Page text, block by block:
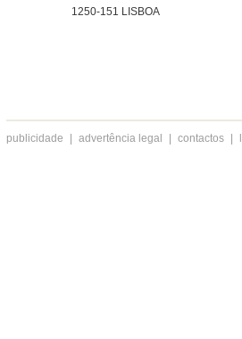
1250-151 LISBOA
publicidade advertência legal contactos